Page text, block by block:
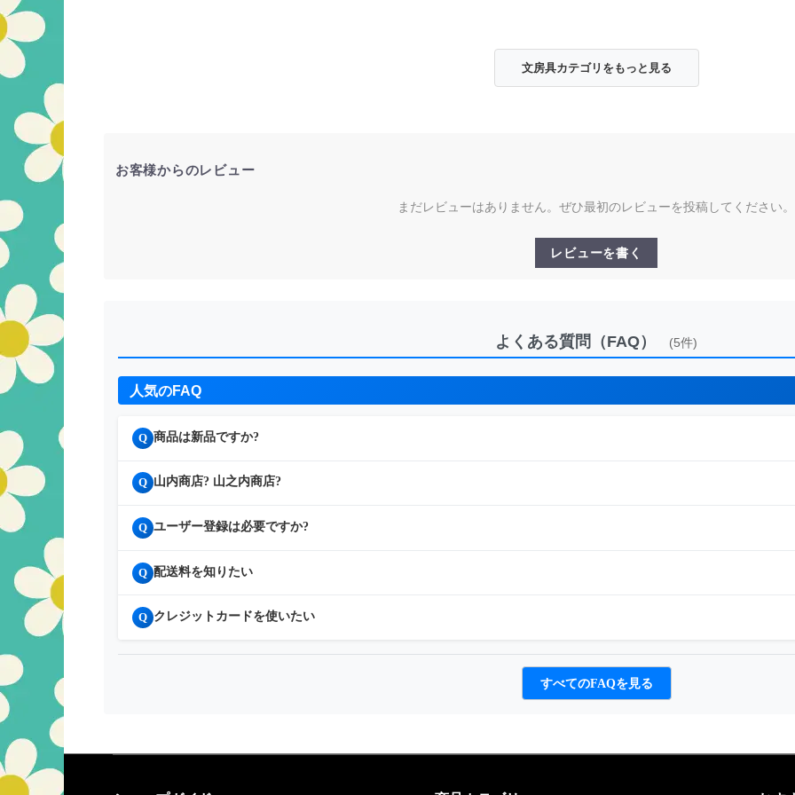
文房具カテゴリをもっと見る
お客様からのレビュー
まだレビューはありません。ぜひ最初のレビューを投稿してください。
レビューを書く
よくある質問（FAQ） (5件)
人気のFAQ
Q 商品は新品ですか?
Q 山内商店? 山之内商店?
Q ユーザー登録は必要ですか?
Q 配送料を知りたい
Q クレジットカードを使いたい
すべてのFAQを見る